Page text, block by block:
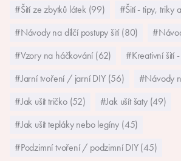
#Šití ze zbytků látek (99)
#Šití - tipy, triky
#Návody na dílčí postupy šití (80)
#Vzory na háčkování (62)
#Kreativní šití
#Jarní tvoření / jarní DIY (56)
#Návody
#Jak ušít tričko (52)
#Jak ušít šaty (49)
#Jak ušít tepláky nebo legíny (45)
#Podzimní tvoření / podzimní DIY (45)